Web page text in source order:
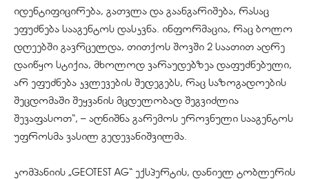
იდენტიფიცირება, გათვლა და გაანგარიშება, რასაც
ეფუძნება სააგენტოს დასკვნა. ინფორმაცია, რაც ბოლო
დღეებში გავრცელდა, თითქოს შოვში 2 საათით ადრე
დაიწყო სტიქია, მხოლოდ ვარაუდებზეა დაფუძნებული,
არ ეფუძნება კვლევების შედეგებს, რაც საზოგადოების
შეცდომაში შეყვანის მცდელობად შეგვიძლია
შევაფასოთ“, – აღნიშნა გარემოს ეროვნული სააგენტოს
უფროსმა ვასილ გედევანიშვილმა.
კომპანიის „GEOTEST AG“ ექსპერტის, დანიელ ტობლერის